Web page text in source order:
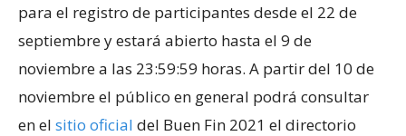
para el registro de participantes desde el 22 de
septiembre y estará abierto hasta el 9 de
noviembre a las 23:59:59 horas. A partir del 10 de
noviembre el público en general podrá consultar
en el sitio oficial del Buen Fin 2021 el directorio